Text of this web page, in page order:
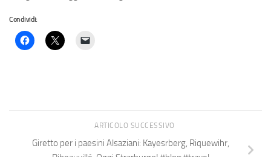
Condividi:
ARTICOLO SUCCESSIVO
Giretto per i paesini Alsaziani: Kayesrberg, Riquewihr,